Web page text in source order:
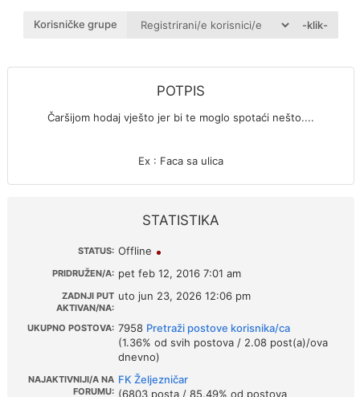
Korisničke grupe -klik-
POTPIS
Čaršijom hodaj vješto jer bi te moglo spotaći nešto....
Ex : Faca sa ulica
STATISTIKA
STATUS: Offline
PRIDRUŽEN/A: pet feb 12, 2016 7:01 am
ZADNJI PUT
AKTIVAN/NA:
uto jun 23, 2026 12:06 pm
UKUPNO POSTOVA: 7958 Pretraži postove korisnika/ca
(1.36% od svih postova / 2.08 post(a)/ova
dnevno)
NAJAKTIVNIJI/A NA
FORUMU:
FK Željezničar
(6803 posta / 85.49% od postova